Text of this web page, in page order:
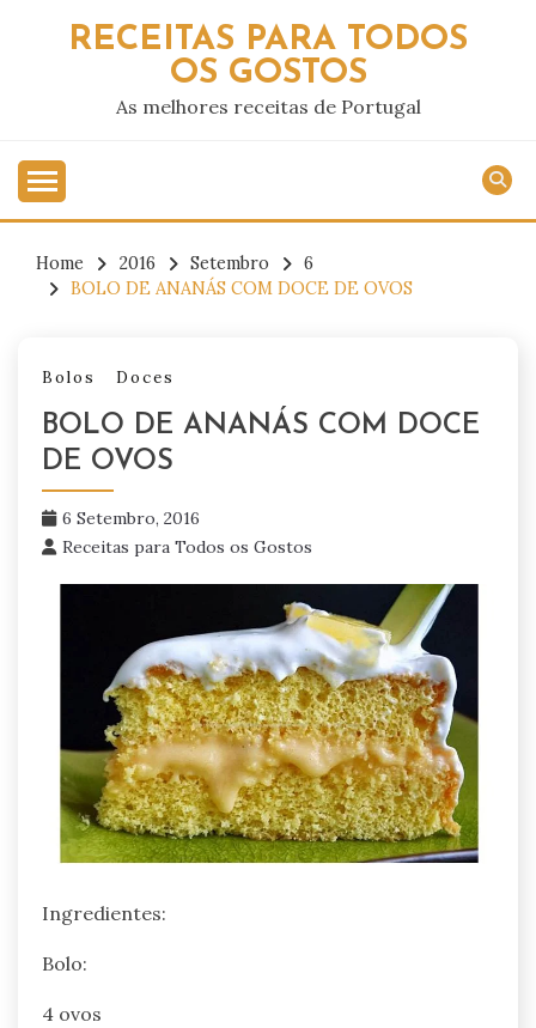
RECEITAS PARA TODOS
OS GOSTOS
As melhores receitas de Portugal
Home 2016 Setembro
6
BOLO DE ANANÁS COM DOCE DE OVOS
Bolos Doces
BOLO DE ANANÁS COM DOCE
DE OVOS
6 Setembro, 2016
Receitas para Todos os Gostos
Ingredientes:
Bolo:
4 ovos